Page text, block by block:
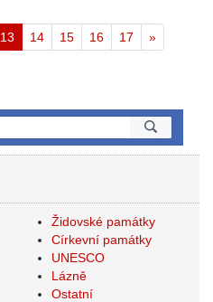
13Aktuální
stránka
14 15 16 17 »
Židovské památky
Církevní památky
UNESCO
Lázně
Ostatní